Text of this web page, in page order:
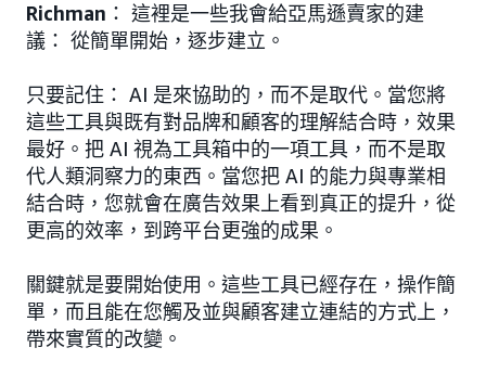
Richman ： 這裡是一些我會給亞馬遜賣家的建
議： 從簡單開始，逐步建立。
只要記住： AI 是來協助的，而不是取代。當您將
這些工具與既有對品牌和顧客的理解結合時，效果
最好。把 AI 視為工具箱中的一項工具，而不是取
代人類洞察力的東西。當您把 AI 的能力與專業相
結合時，您就會在廣告效果上看到真正的提升，從
更高的效率，到跨平台更強的成果。
關鍵就是要開始使用。這些工具已經存在，操作簡
單，而且能在您觸及並與顧客建立連結的方式上，
帶來實質的改變。